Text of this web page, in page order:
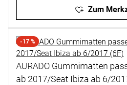
Zum
-17 %
AURADO Gummimatten
ab 2017/Seat Ibiza ab 6/